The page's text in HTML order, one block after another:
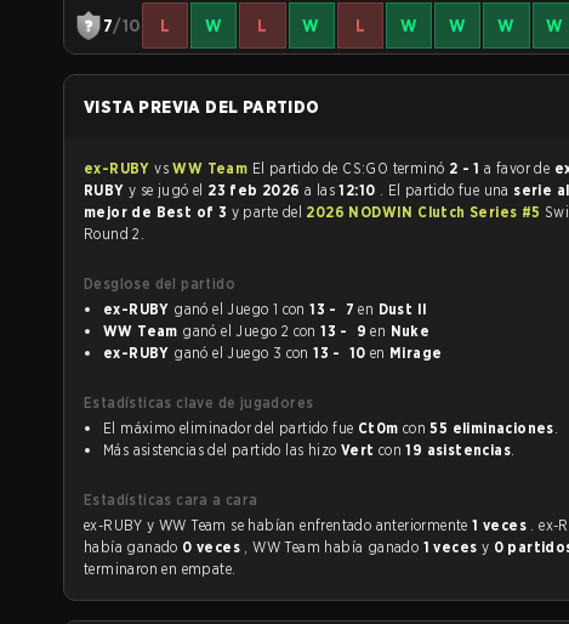
7/10 L W L W L W W W W
VISTA PREVIA DEL PARTIDO
ex-RUBYvsWW Team El partido de CS:GO terminó 2 - 1 a favor de
RUBY y se jugó el 23 feb 2026 a las12:10 . El partido fue una serie al
mejor de Best of 3 y parte del 2026 NODWIN Clutch Series #5
Round 2.
Desglose del partido
ex-RUBY
ganó el Juego 1 con 13 - 7 en Dust II
WW Team
ganó el Juego 2 con 13 - 9 en Nuke
ex-RUBY
ganó el Juego 3 con 13 - 10 en Mirage
Estadísticas clave de jugadores
El máximo eliminador del partido fue Ct0m con55 eliminaciones.
Más asistencias del partido las hizo Vert con19 asistencias.
Estadísticas cara a cara
ex-RUBY y WW Team se habían enfrentado anteriormente1 veces . ex-
había ganado 0 veces , WW Team había ganado 1 veces y 0
terminaron en empate.